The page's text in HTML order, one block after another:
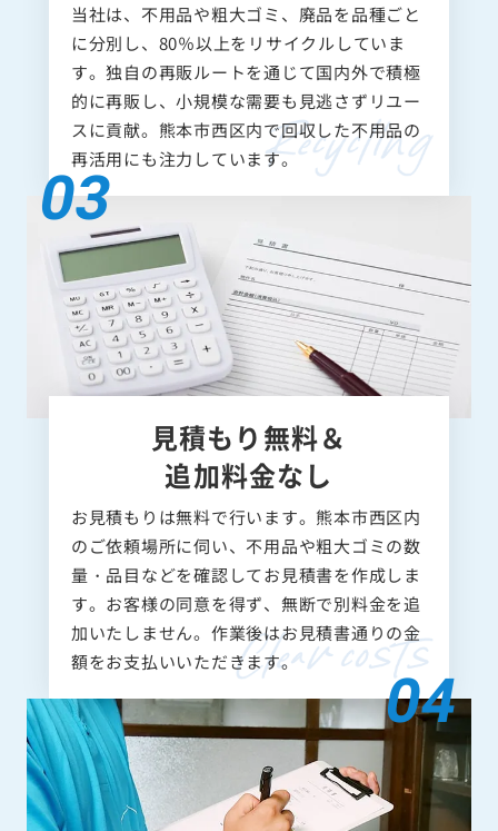
当社は、不用品や粗大ゴミ、廃品を品種ごと
に分別し、80％以上をリサイクルしていま
す。独自の再販ルートを通じて国内外で積極
的に再販し、小規模な需要も見逃さずリユー
スに貢献。熊本市西区内で回収した不用品の
再活用にも注力しています。
見積もり無料＆
追加料金なし
お見積もりは無料で行います。熊本市西区内
のご依頼場所に伺い、不用品や粗大ゴミの数
量・品目などを確認してお見積書を作成しま
す。お客様の同意を得ず、無断で別料金を追
加いたしません。作業後はお見積書通りの金
額をお支払いいただきます。